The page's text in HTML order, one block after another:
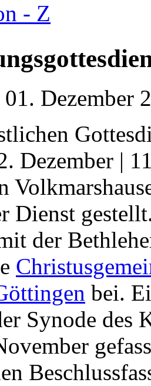
- Z
01. Dezember
Dezember |
Dienst
der
bei.
Synode des